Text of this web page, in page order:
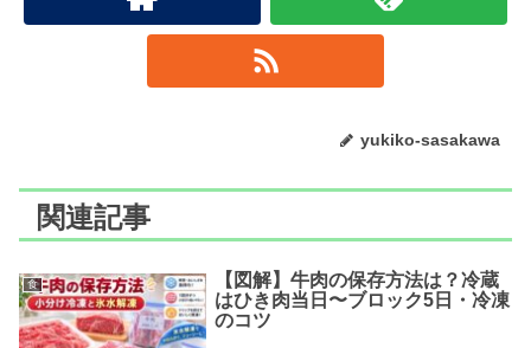
yukiko-sasakawa
関連記事
食
【図解】牛肉の保存方法は？冷蔵
はひき肉当日〜ブロック5日・冷凍
のコツ